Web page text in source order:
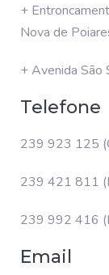
+
Nova de
+ Avenida
Telefone
239 923 125
239 421 811
239 992 416
Email